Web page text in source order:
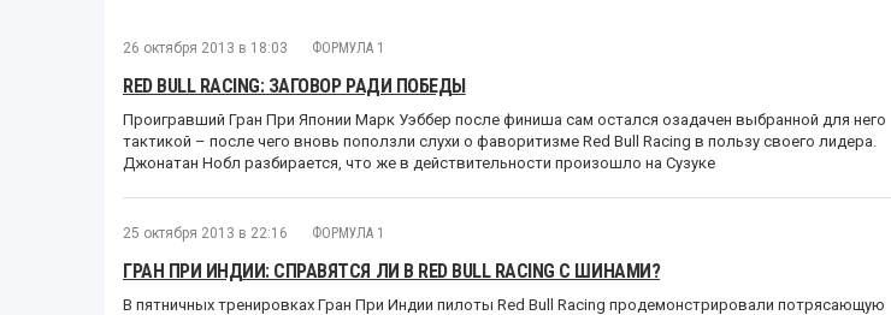
26 октября 2013 в 18:03 ФОРМУЛА 1
RED BULL RACING: ЗАГОВОР РАДИ ПОБЕДЫ
Проигравший Гран При Японии Марк Уэббер после финиша сам остался озадачен выбранной для него
тактикой – после чего вновь поползли слухи о фаворитизме Red Bull Racing в пользу своего лидера.
Джонатан Нобл разбирается, что же в действительности произошло на Сузуке
25 октября 2013 в 22:16 ФОРМУЛА 1
ГРАН ПРИ ИНДИИ: СПРАВЯТСЯ ЛИ В RED BULL RACING С ШИНАМИ?
В пятничных тренировках Гран При Индии пилоты Red Bull Racing продемонстрировали потрясающую